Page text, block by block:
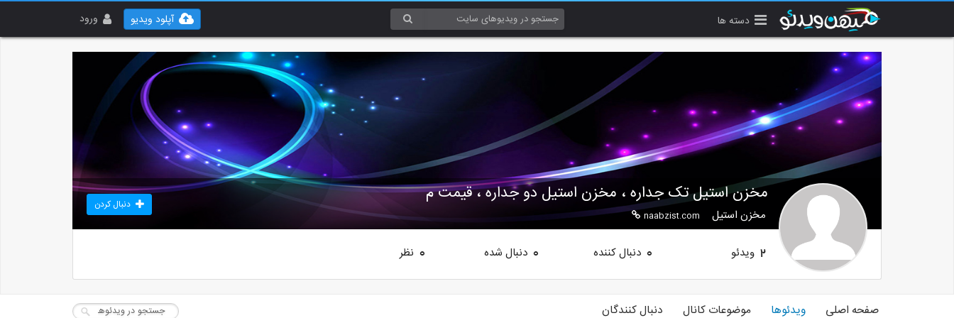
دسته ها ورود آپلود ویدیو
مخزن استیل تک جداره ، مخزن استیل دو جداره ، قیمت م
مخزن استیل naabzist.com
دنبال کردن
2 ویدئو 0 دنبال کننده 0 دنبال شده 0 نظر
صفحه اصلی ویدئوها موضوعات کانال دنبال کنندگان